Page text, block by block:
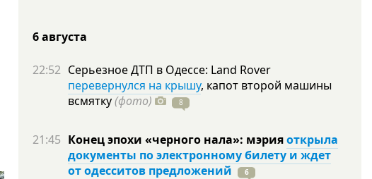
6 августа
22:52 Серьезное ДТП в Одессе: Land Rover
перевернулся на крышу, капот второй машины
всмятку(фото) 8
21:45 Конец эпохи «черного нала»: мэрияоткрыла
документы по электронному билету и ждет
от одесситов предложений
6